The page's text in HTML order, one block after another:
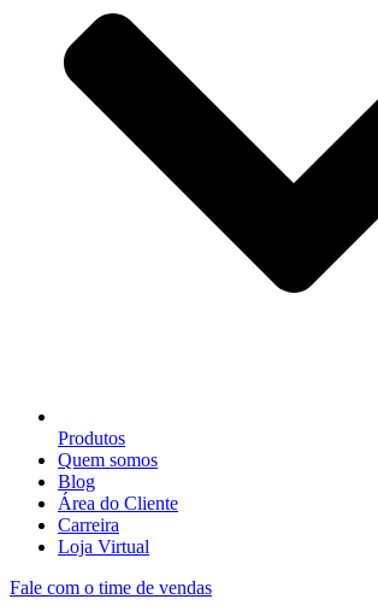
Produtos
Quem somos
Blog
Área do Cliente
Carreira
Loja Virtual
Fale com o time de vendas